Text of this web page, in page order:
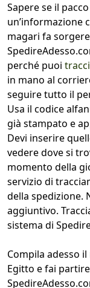
Sapere se il
un’informazione
magari fa
perché puoi
in mano al
seguire tutto il
Usa il codice
già stampato e
Devi inserire
vedere dove si
momento della
servizio di
della spedizione.
aggiuntivo.
sistema di
Compila adesso
Egitto e fai